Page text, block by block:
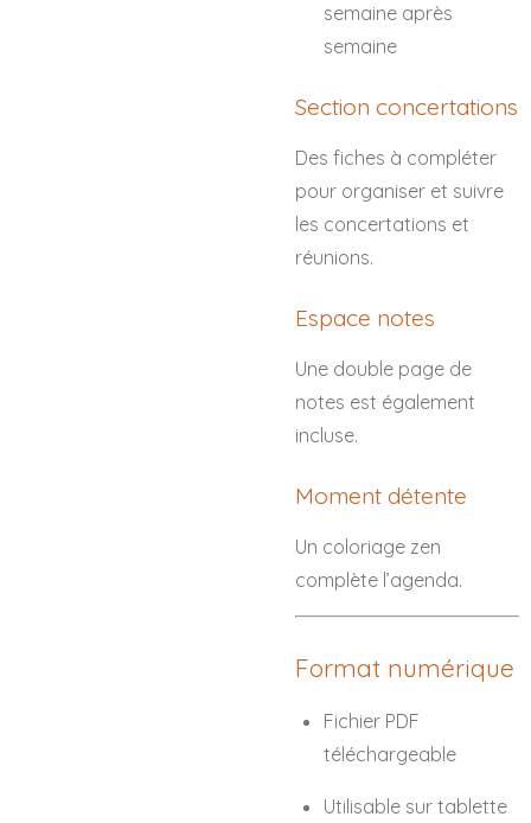
semaine après
semaine
Section concertations
Des fiches à compléter
pour organiser et suivre
les concertations et
réunions.
Espace notes
Une double page de
notes est également
incluse.
Moment détente
Un coloriage zen
complète l’agenda.
Format numérique
Fichier PDF
téléchargeable
Utilisable sur tablette